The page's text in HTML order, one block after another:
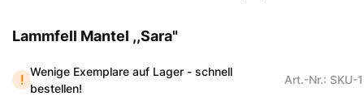
Lammfell Mantel ,,Sara"
Wenige Exemplare auf Lager - schnell
bestellen!
Art.-Nr.: SKU-